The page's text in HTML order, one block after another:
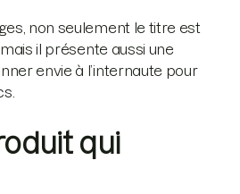
non seulement le titre est
il présente aussi une
envie à l’internaute pour
qui